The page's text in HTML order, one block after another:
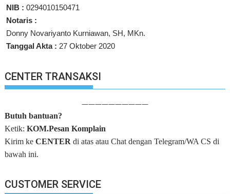
NIB : 0294010150471
Notaris :
Donny Novariyanto Kurniawan, SH, MKn.
Tanggal Akta : 27 Oktober 2020
CENTER TRANSAKSI
——————————
Butuh bantuan?
Ketik:KOM.Pesan Komplain
Kirim keCENTER di atas atau Chat dengan Telegram/WA CS di
bawah ini.
CUSTOMER SERVICE